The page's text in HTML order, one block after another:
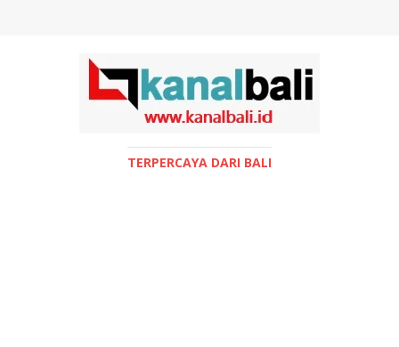
TERPERCAYA DARI BALI